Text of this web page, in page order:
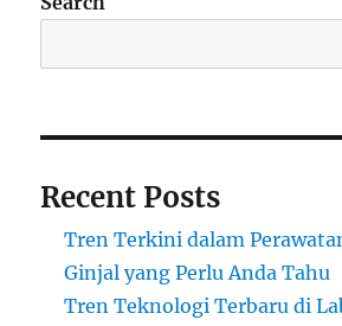
Recent Posts
Tren Terkini dalam
Ginjal yang Perlu Anda Tahu
Tren Teknologi Terbaru di